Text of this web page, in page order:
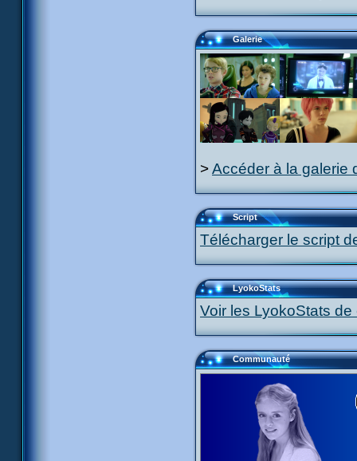
Galerie
>Accéder à la galerie
Script
Télécharger le script
LyokoStats
Voir les LyokoStats
Communauté